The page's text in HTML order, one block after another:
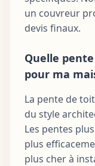
un couvreur
devis finaux.
Quelle
pour ma
La pente de
du style
Les pentes
plus
plus cher à